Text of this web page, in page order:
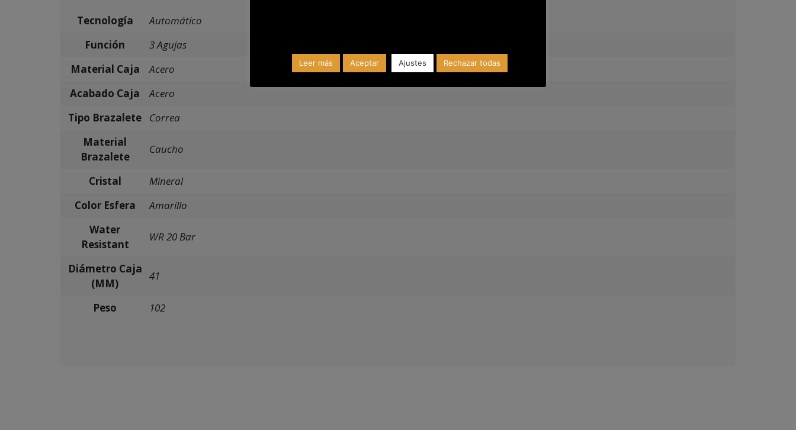
Tecnología
Automático
Función
3 Agujas
Material Caja
Acero
Acabado Caja
Acero
Tipo Brazalete
Correa
Material
Brazalete
Caucho
Cristal
Mineral
Color Esfera
Amarillo
Water
Resistant
WR 20 Bar
Diámetro Caja
(MM)
41
Peso 102
Leer más Aceptar Ajustes Rechazar todas